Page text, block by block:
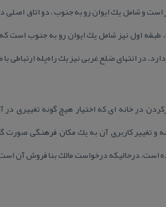
و شامل یك ایوان رو به جنوب ، دو اتاق اصلی
در انتهای ضلع غربی نیز یك راه‌پله ارتباطی
در خانه ای كه اختیار هیچ گونه تغییری
و تغییر كاربری آن به یك مكان فرهنگی صورت
است، درحالیكه درخواست مالك بنا فروش آن